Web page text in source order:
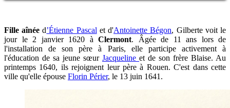
Fille aînée d’Étienne Pascal et d'Antoinette Bégon, Gilberte voit le
jour le 2 janvier 1620 à Clermont. Âgée de 11 ans lors de
l'installation de son père à Paris, elle participe activement à
l'éducation de sa jeune sœur Jacqueline et de son frère Blaise. Au
printemps 1640, ils rejoignent leur père à Rouen. C'est dans cette
ville qu'elle épouse Florin Périer, le 13 juin 1641.